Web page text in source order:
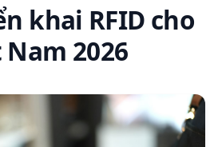
khai RFID cho
2026